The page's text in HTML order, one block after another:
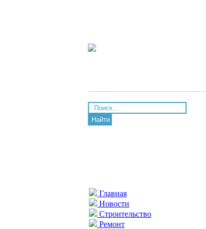
Найти
Главная
Новости
Строительство
Ремонт